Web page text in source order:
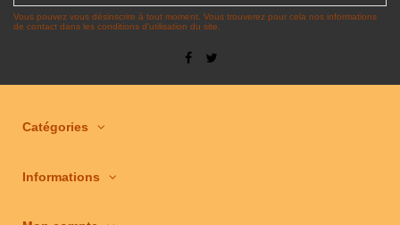
Vous pouvez vous désinscrire à tout moment. Vous trouverez pour cela nos informations
de contact dans les conditions d'utilisation du site.
Catégories
Informations